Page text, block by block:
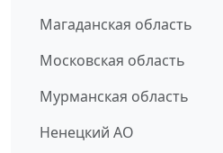
Магаданская область
Московская область
Мурманская область
Ненецкий АО